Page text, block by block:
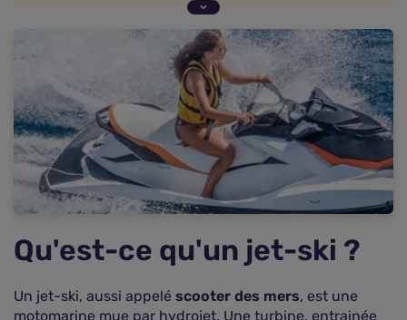
Faut-il assurer un jet-ski ?
Quelles sont les garanties de l'assurance pour
Dans quelles situations mon jet-ski est-il assuré
Quel est le prix d'une assurance jet-ski ?
Comment choisir une assurance jet-ski ?
Utiliser un comparateur pour obtenir des devis
d'assurance jet-ski moins chers
Qu'est-ce qu'un jet-ski ?
Un jet-ski, aussi appelé scooter des mers, est une
motomarine mue par hydrojet. Une turbine, entrainée